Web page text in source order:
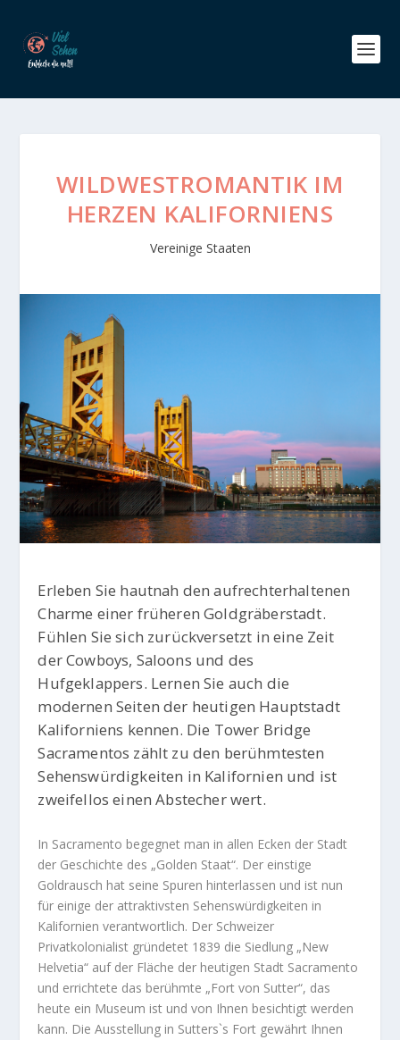
WILDWESTROMANTIK IM
HERZEN KALIFORNIENS
Vereinige Staaten
Erleben Sie hautnah den aufrechterhaltenen
Charme einer früheren Goldgräberstadt.
Fühlen Sie sich zurückversetzt in eine Zeit
der Cowboys, Saloons und des
Hufgeklappers. Lernen Sie auch die
modernen Seiten der heutigen Hauptstadt
Kaliforniens kennen. Die Tower Bridge
Sacramentos zählt zu den berühmtesten
Sehenswürdigkeiten in Kalifornien und ist
zweifellos einen Abstecher wert.
In Sacramento begegnet man in allen Ecken der Stadt
der Geschichte des „Golden Staat“. Der einstige
Goldrausch hat seine Spuren hinterlassen und ist nun
für einige der attraktivsten Sehenswürdigkeiten in
Kalifornien verantwortlich. Der Schweizer
Privatkolonialist gründetet 1839 die Siedlung „New
Helvetia“ auf der Fläche der heutigen Stadt Sacramento
und errichtete das berühmte „Fort von Sutter“, das
heute ein Museum ist und von Ihnen besichtigt werden
kann. Die Ausstellung in Sutters`s Fort gewährt Ihnen